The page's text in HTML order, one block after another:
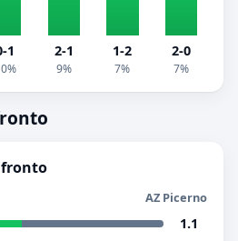
1 2-1
9%
1-2
7%
2-0
7%
AZ Picerno
1.1